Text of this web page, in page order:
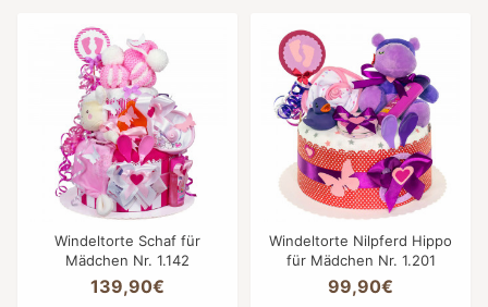
Windeltorte Schaf für
Mädchen Nr. 1.142
139,90€
Windeltorte Nilpferd Hippo
für Mädchen Nr. 1.201
99,90€